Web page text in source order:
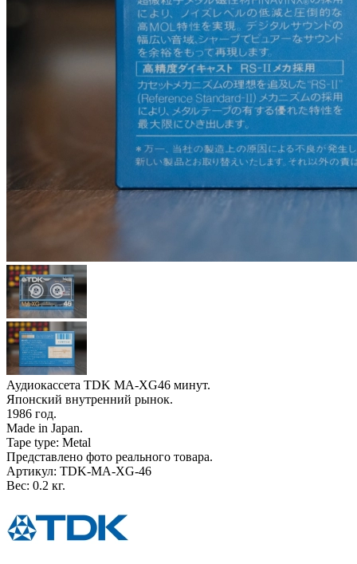
Аудиокассета TDK MA-XG46 минут.
Японский внутренний рынок.
1986 год.
Made in Japan.
Tape type: Metal
Представлено фото реального товара.
Артикул: TDK-MA-XG-46
Вес: 0.2 кг.